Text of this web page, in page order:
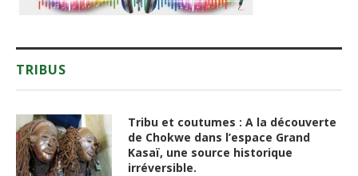
TRIBUS
Tribu et coutumes : A la découverte
de Chokwe dans l’espace Grand
Kasaï, une source historique
irréversible.